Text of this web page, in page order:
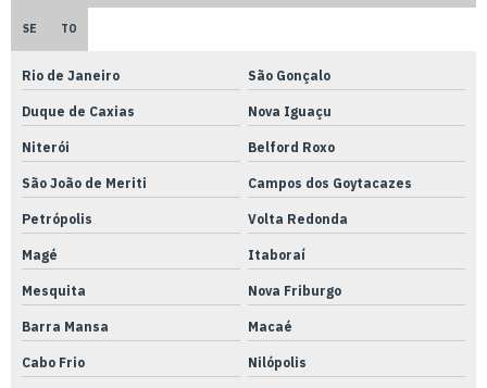
Empresa de usinagem de peças exclusivas
Empresa de usinagem de peças
Empresa de usinagem de precisão
Empresa de usinagem torno cnc
Empresa de usinagem
Empresas que fazem adequação nr12
Ensaios térmicos
Fabricação de peças em aço inox
Fabricação de peças em aço
Fabricação de peças em alumínio
SE TO
Rio de Janeiro São Gonçalo
Duque de Caxias Nova Iguaçu
Niterói Belford Roxo
São João de Meriti Campos dos Goytacazes
Petrópolis Volta Redonda
Magé Itaboraí
Mesquita Nova Friburgo
Barra Mansa Macaé
Cabo Frio Nilópolis